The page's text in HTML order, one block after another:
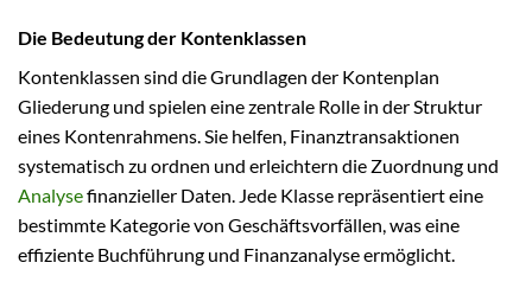
Die Bedeutung der Kontenklassen
Kontenklassen sind die Grundlagen der Kontenplan
Gliederung und spielen eine zentrale Rolle in der Struktur
eines Kontenrahmens. Sie helfen, Finanztransaktionen
systematisch zu ordnen und erleichtern die Zuordnung und
Analysefinanzieller Daten. Jede Klasse repräsentiert eine
bestimmte Kategorie von Geschäftsvorfällen, was eine
effiziente Buchführung und Finanzanalyse ermöglicht.